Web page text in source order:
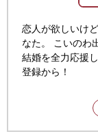
恋人が欲しいけ
なた。
こいのわ
結婚を全力応援し
登録から！